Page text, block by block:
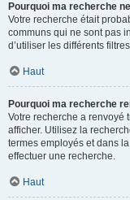
Pourquoi ma recherche
Votre recherche était
communs qui ne sont pas
d’utiliser les différents
Haut
Pourquoi ma recherche
Votre recherche a renvoyé
afficher. Utilisez la
termes employés et dans
effectuer une recherche.
Haut